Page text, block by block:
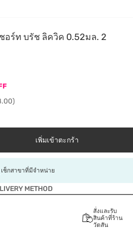
อร์ท บรัช ลิควิค 0.52มล. 2
เพิ่มเข้าตะกร้า
เช็กสาขาที่มีจำหน่าย
METHOD
สั่งและรับ
สินค้าที่ร้าน
วัตสัน